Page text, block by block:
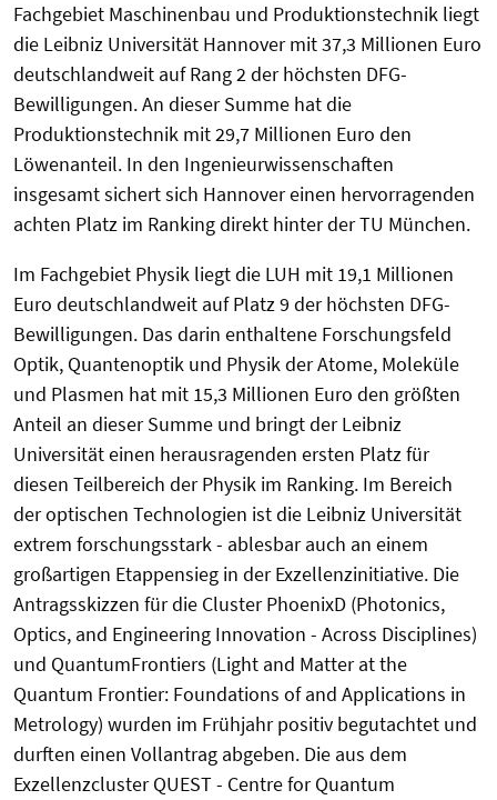
Fachgebiet Maschinenbau und Produktionstechnik liegt
die Leibniz Universität Hannover mit 37,3 Millionen Euro
deutschlandweit auf Rang 2 der höchsten DFG-
Bewilligungen. An dieser Summe hat die
Produktionstechnik mit 29,7 Millionen Euro den
Löwenanteil. In den Ingenieurwissenschaften
insgesamt sichert sich Hannover einen hervorragenden
achten Platz im Ranking direkt hinter der TU München.
Im Fachgebiet Physik liegt die LUH mit 19,1 Millionen
Euro deutschlandweit auf Platz 9 der höchsten DFG-
Bewilligungen. Das darin enthaltene Forschungsfeld
Optik, Quantenoptik und Physik der Atome, Moleküle
und Plasmen hat mit 15,3 Millionen Euro den größten
Anteil an dieser Summe und bringt der Leibniz
Universität einen herausragenden ersten Platz für
diesen Teilbereich der Physik im Ranking. Im Bereich
der optischen Technologien ist die Leibniz Universität
extrem forschungsstark - ablesbar auch an einem
großartigen Etappensieg in der Exzellenzinitiative. Die
Antragsskizzen für die Cluster PhoenixD (Photonics,
Optics, and Engineering Innovation - Across Disciplines)
und QuantumFrontiers (Light and Matter at the
Quantum Frontier: Foundations of and Applications in
Metrology) wurden im Frühjahr positiv begutachtet und
durften einen Vollantrag abgeben. Die aus dem
Exzellenzcluster QUEST - Centre for Quantum